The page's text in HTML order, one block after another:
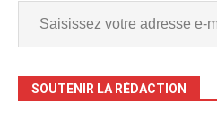
SOUTENIR LA RÉDACTION